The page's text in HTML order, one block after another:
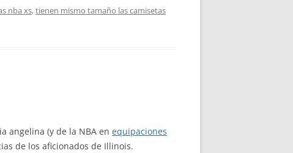
nba xs,tienen mismo tamaño las camisetas
angelina (y de la NBA en equipaciones
de los aficionados de Illinois.